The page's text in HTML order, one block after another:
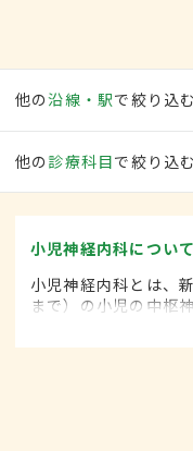
他の沿線・駅で絞り込む
他の 診療科目で絞り込む
小児神経内科について
小児神経内科とは、
まで）の小児の中枢
経疾患を専門的に取
4月の制度改正前は